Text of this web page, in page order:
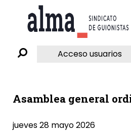
Acceso usuarios
Asamblea general
jueves 28 mayo 2026